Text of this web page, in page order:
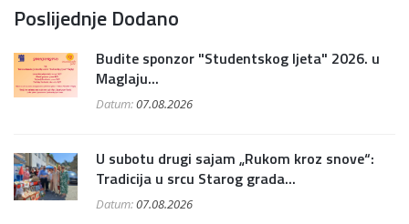
Poslijednje Dodano
Budite sponzor "Studentskog ljeta" 2026. u
Maglaju...
Datum:07.08.2026
U subotu drugi sajam „Rukom kroz snove“:
Tradicija u srcu Starog grada...
Datum:07.08.2026